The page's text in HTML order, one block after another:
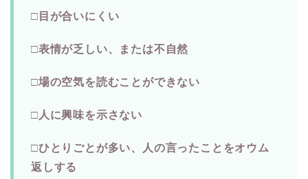
□目が合いにくい
□表情が乏しい、または不自然
□場の空気を読むことができない
□人に興味を示さない
□ひとりごとが多い、人の言ったことをオウム
返しする